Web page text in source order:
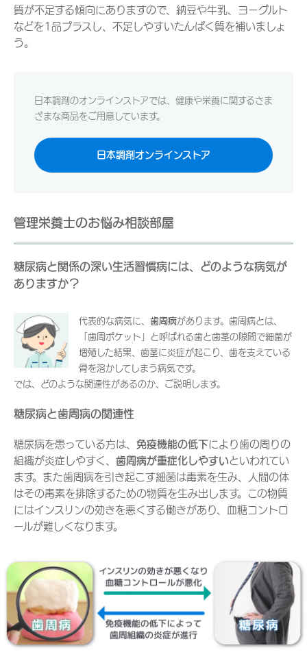
質が不足する傾向にありますので、納豆や牛乳、ヨーグルト
などを1品プラスし、不足しやすいたんぱく質を補いましょ
う。
日本調剤のオンラインストアでは、健康や栄養に関するさま
ざまな商品をご用意しています。
日本調剤オンラインストア
管理栄養士のお悩み相談部屋
糖尿病と関係の深い生活習慣病には、どのような病気が
ありますか？
代表的な病気に、 歯周病があります。歯周病とは、
「歯周ポケット」と呼ばれる歯と歯茎の隙間で細菌が
増殖した結果、歯茎に炎症が起こり、歯を支えている
骨を溶かしてしまう病気です。
では、どのような関連性があるのか、ご説明します。
糖尿病と歯周病の関連性
糖尿病を患っている方は、 免疫機能の低下により歯の周りの
組織が炎症しやすく、 歯周病が重症化しやすいといわれてい
ます。また歯周病を引き起こす細菌は毒素を生み、人間の体
はその毒素を排除するための物質を生み出します。この物質
にはインスリンの効きを悪くする働きがあり、血糖コントロ
ールが難しくなります。